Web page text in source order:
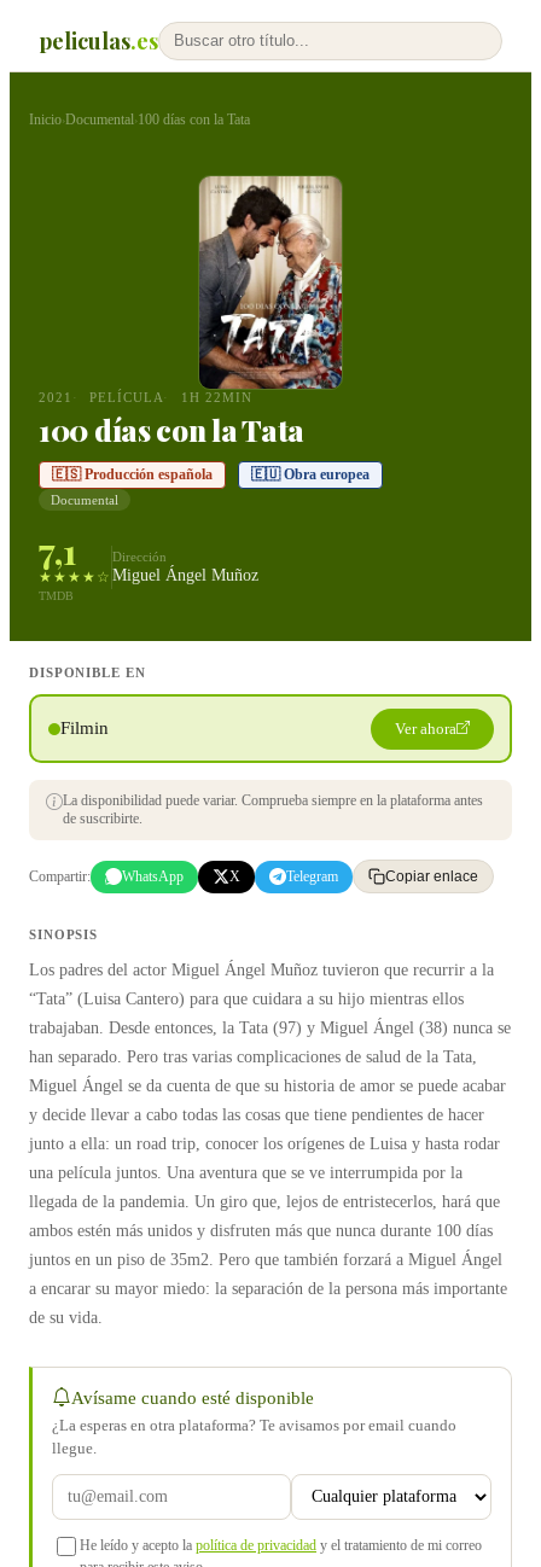
peliculas.es
Inicio›Documental›100 días con la Tata
2021 PELÍCULA 1H 22MIN
100 días con la Tata
🇪🇸 Producción española 🇪🇺 Obra europea
Documental
7,1
★★★★☆
TMDB
Dirección
Miguel Ángel Muñoz
DISPONIBLE EN
Filmin Ver ahora
La disponibilidad puede variar. Comprueba siempre en la plataforma antes
de suscribirte.
Compartir: WhatsApp X Telegram Copiar enlace
SINOPSIS
Los padres del actor Miguel Ángel Muñoz tuvieron que recurrir a la
“Tata” (Luisa Cantero) para que cuidara a su hijo mientras ellos
trabajaban. Desde entonces, la Tata (97) y Miguel Ángel (38) nunca se
han separado. Pero tras varias complicaciones de salud de la Tata,
Miguel Ángel se da cuenta de que su historia de amor se puede acabar
y decide llevar a cabo todas las cosas que tiene pendientes de hacer
junto a ella: un road trip, conocer los orígenes de Luisa y hasta rodar
una película juntos. Una aventura que se ve interrumpida por la
llegada de la pandemia. Un giro que, lejos de entristecerlos, hará que
ambos estén más unidos y disfruten más que nunca durante 100 días
juntos en un piso de 35m2. Pero que también forzará a Miguel Ángel
a encarar su mayor miedo: la separación de la persona más importante
de su vida.
Avísame cuando esté disponible
¿La esperas en otra plataforma? Te avisamos por email cuando
llegue.
He leído y acepto la política de privacidad y el tratamiento de mi correo